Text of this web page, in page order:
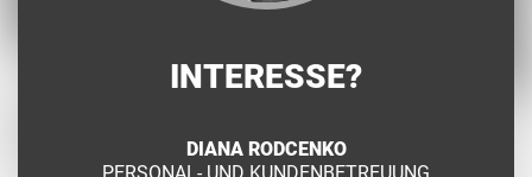
INTERESSE?
DIANA RODCENKO